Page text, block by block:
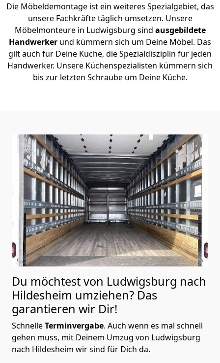
Die Möbeldemontage ist ein weiteres Spezialgebiet, das
unsere Fachkräfte täglich umsetzen. Unsere
Möbelmonteure in Ludwigsburg sind ausgebildete
Handwerker und kümmern sich um Deine Möbel. Das
gilt auch für Deine Küche, die Spezialdisziplin für jeden
Handwerker. Unsere Küchenspezialisten kümmern sich
bis zur letzten Schraube um Deine Küche.
Du möchtest von Ludwigsburg nach
Hildesheim umziehen? Das
garantieren wir Dir!
SchnelleTerminvergabe. Auch wenn es mal schnell
gehen muss, mit Deinem Umzug von Ludwigsburg
nach Hildesheim wir sind für Dich da.